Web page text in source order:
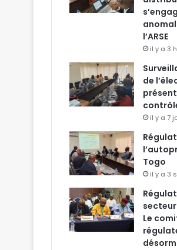
l’ARSE
il y a 3
de
il y a 7
Togo
il y a 3
Le